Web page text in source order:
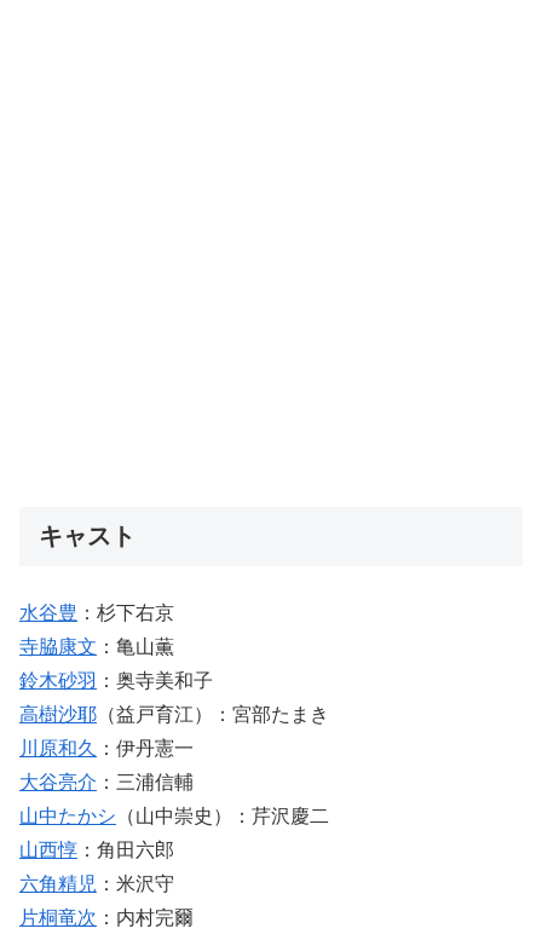
キャスト
水谷豊 ：杉下右京
寺脇康文 ：亀山薫
鈴木砂羽 ：奥寺美和子
高樹沙耶 （益戸育江）：宮部たまき
川原和久 ：伊丹憲一
大谷亮介 ：三浦信輔
山中たかシ （山中崇史）：芹沢慶二
山西惇 ：角田六郎
六角精児 ：米沢守
片桐竜次 ：内村完爾